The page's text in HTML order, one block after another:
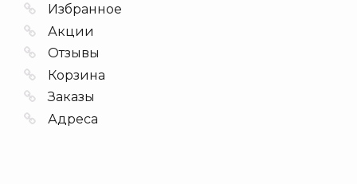
Избранное
Акции
Отзывы
Корзина
Заказы
Адреса